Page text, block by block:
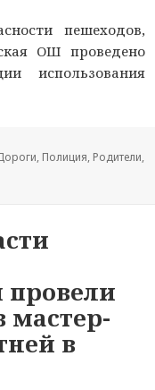
пешеходов,
ОШ проведено
использования
, Полиция, Родители,
провели
мастер-
в